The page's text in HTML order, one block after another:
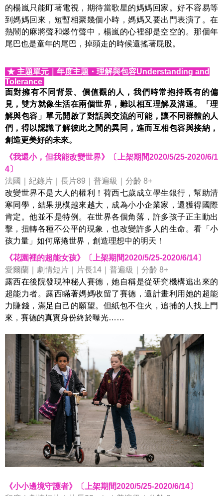
的楊嵐只能盯著電視，期待當歌星的媽媽回家。好不容易等
到媽媽回來，短暫相聚幾個小時，媽媽又要出門表演了。在
熱鬧的麻將聲和爆竹聲中，楊嵐的心裡卻是空空的。那個年
尾巴也是童年的尾巴，掉頭走的時候還搖著屁股。
★ 主題單元 年度主題 ・ 理解與包容Understanding and
Tolerance
面對擁有不同背景、價值觀的人，我們時常抱持既有的偏
見，雙方就像生活在兩個世界，難以相互理解及溝通。「理
解與包容」單元開啟了對話與交流的可能，讓不同群體的人
們，得以認識了解彼此之間的異同，進而互相包容與接納，
創造更美好的未來。
《我還小，但我能改變世界》〔上架期間2020/5/25-2020/6/1
4〕
法國｜紀錄片｜長片89｜普遍級｜分齡 8+
改變世界不是大人的權利！荷西七歲成立學生銀行，幫助清
寒同學，結果規模越來越大，成為小小企業家，還獲得國際
肯定。他並不是特例。在世界各個角落，許多孩子正主動出
擊，扭轉各種不公平的現象，也改變許多人的生命。看「小
孩力量」如何席捲世界，創造理想中的明天！
《花園裡的超能女孩》〔上架期間2020/5/25-2020/6/14〕
愛爾蘭｜劇情短片｜片長14｜普遍級｜分齡 8+
露西在後院發現神秘人賽德，她自稱是從研究機構逃出來的
超能力者。露西瞞著媽媽收留了賽德，還計畫利用她的超能
力賺錢，滿足自己的願望。但紙包不住火，追捕的人找上門
來，賽德的真實身份終於曝光……
《小小邊境守護者》〔上架期間2020/5/25-2020/6/14〕